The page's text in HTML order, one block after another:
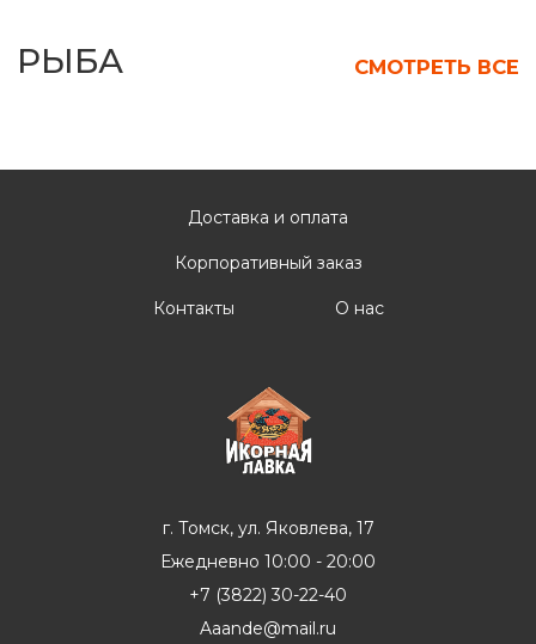
Доставка и оплата
Корпоративный заказ
Контакты О нас
г. Томск, ул. Яковлева, 17
Ежедневно 10:00 - 20:00
+7 (3822) 30-22-40
Aaande@mail.ru